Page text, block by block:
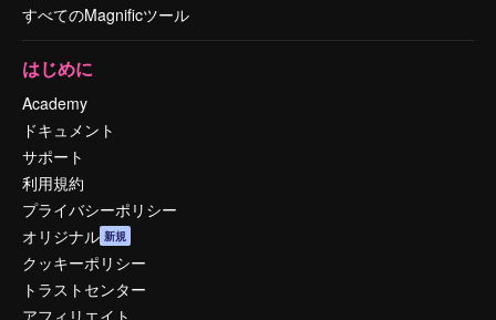
すべてのMagnificツール
はじめに
Academy
ドキュメント
サポート
利用規約
プライバシーポリシー
オリジナル 新規
クッキーポリシー
トラストセンター
アフィリエイト